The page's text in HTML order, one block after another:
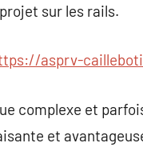
sur les rails.
asprv-
complexe et
et